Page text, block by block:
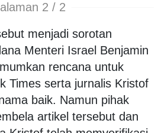
2 / 2
menjadi sorotan
Menteri Israel Benjamin
rencana untuk
Times serta jurnalis Kristof
baik. Namun pihak
artikel tersebut dan